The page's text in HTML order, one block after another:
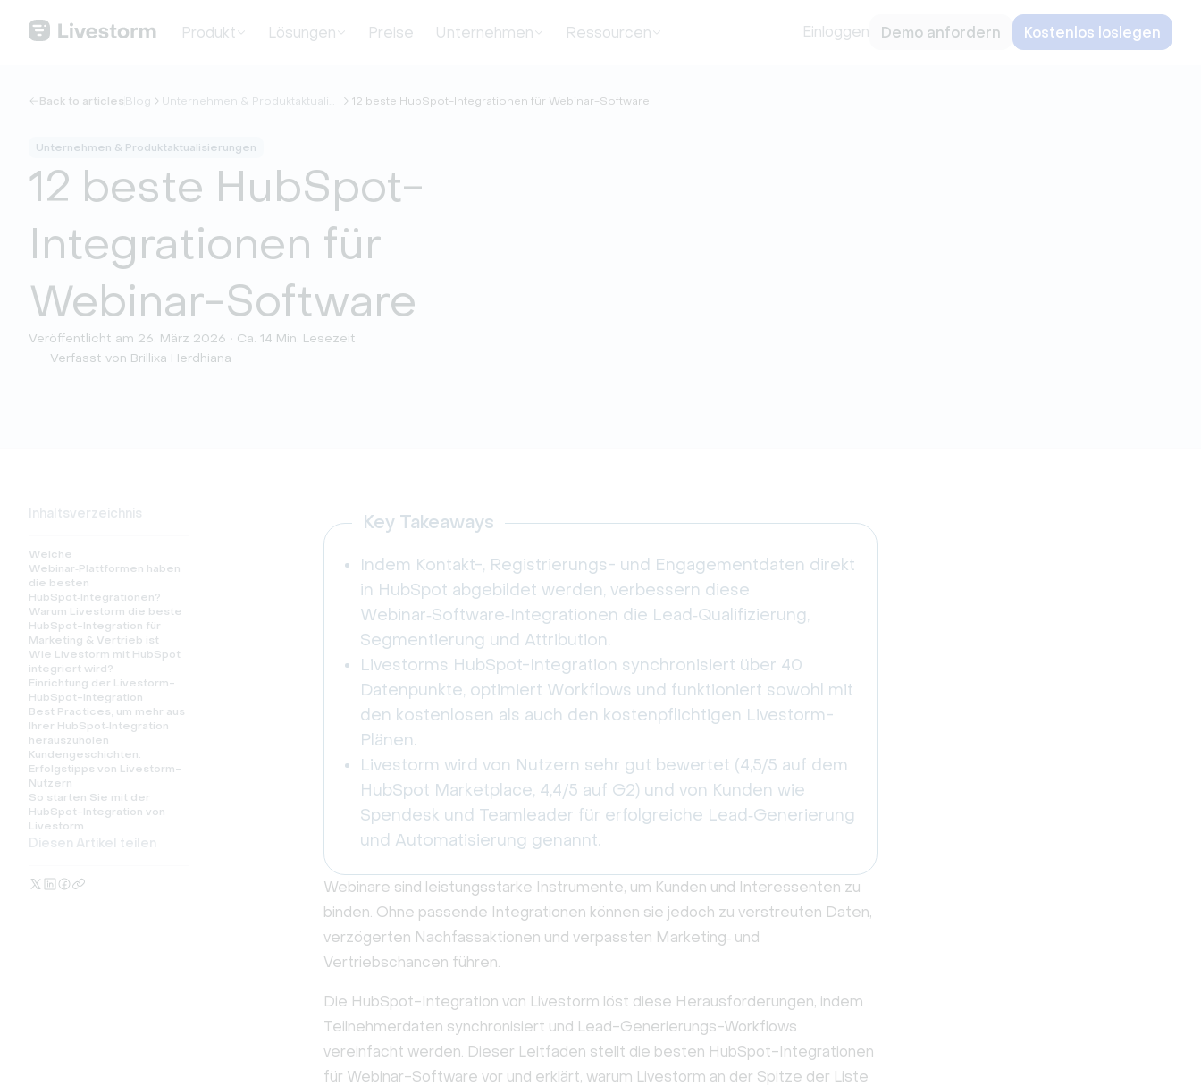
Produkt Lösungen Preise Unternehmen Ressourcen Einloggen Demo anfordern Kostenlos loslegen
Back to articles Blog 12 beste HubSpot-Integrationen für Webinar-Software
Unternehmen & Produktaktualisierungen
12 beste HubSpot-
Integrationen für
Webinar-Software
Veröffentlicht am 26. März 2026 • Ca. 14 Min. Lesezeit
Verfasst von Brillixa Herdhiana
Inhaltsverzeichnis
Welche
Webinar‑Plattformen haben
die besten
HubSpot‑Integrationen?
Warum Livestorm die beste
HubSpot-Integration für
Marketing & Vertrieb ist
Wie Livestorm mit HubSpot
integriert wird?
Einrichtung der Livestorm-
HubSpot-Integration
Best Practices, um mehr aus
Ihrer HubSpot‑Integration
herauszuholen
Kundengeschichten:
Erfolgstipps von Livestorm-
Nutzern
So starten Sie mit der
HubSpot-Integration von
Livestorm
Diesen Artikel teilen
Key Takeaways
Indem Kontakt-, Registrierungs- und Engagementdaten direkt
in HubSpot abgebildet werden, verbessern diese
Webinar‑Software‑Integrationen die Lead‑Qualifizierung,
Segmentierung und Attribution.
Livestorms HubSpot-Integration synchronisiert über 40
Datenpunkte, optimiert Workflows und funktioniert sowohl mit
den kostenlosen als auch den kostenpflichtigen Livestorm-
Plänen.
Livestorm wird von Nutzern sehr gut bewertet (4,5/5 auf dem
HubSpot Marketplace, 4,4/5 auf G2) und von Kunden wie
Spendesk und Teamleader für erfolgreiche Lead‑Generierung
und Automatisierung genannt.
Webinare sind leistungsstarke Instrumente, um Kunden und Interessenten zu
binden. Ohne passende Integrationen können sie jedoch zu verstreuten Daten,
verzögerten Nachfassaktionen und verpassten Marketing‑ und
Vertriebschancen führen.
Die HubSpot-Integration von Livestorm löst diese Herausforderungen, indem
Teilnehmerdaten synchronisiert und Lead-Generierungs-Workflows
vereinfacht werden. Dieser Leitfaden stellt die besten HubSpot-Integrationen
für Webinar-Software vor und erklärt, warum Livestorm an der Spitze der Liste